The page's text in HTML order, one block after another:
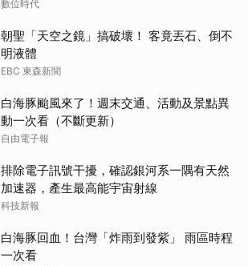
數位時代
朝聖「天空之鏡」搞破壞！ 客竟丟石、倒不
明液體
EBC 東森新聞
白海豚颱風來了！週末交通、活動及景點異
動一次看（不斷更新）
自由電子報
排除電子訊號干擾，確認銀河系一隅有天然
加速器，產生最高能宇宙射線
科技新報
白海豚回血！台灣「炸雨到發紫」 雨區時程
一次看